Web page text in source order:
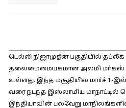
டெல்லி நிஜாமுதீன் பகுதியில்
தலைமைமையகமான அலமி மா்கஸ்
உள்ளது. இந்த மசூதியில் மாா்ச் 1-இல்
வரை நடந்த இஸ்லாமிய மாநாட்டில்
இந்தியாவின் பல்வேறு